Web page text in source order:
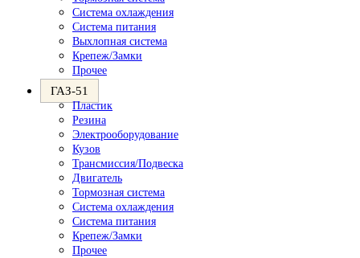
Система охлаждения
Система питания
Выхлопная система
Крепеж/Замки
Прочее
ГАЗ-51
Пластик
Резина
Электрооборудование
Кузов
Трансмиссия/Подвеска
Двигатель
Тормозная система
Система охлаждения
Система питания
Крепеж/Замки
Прочее